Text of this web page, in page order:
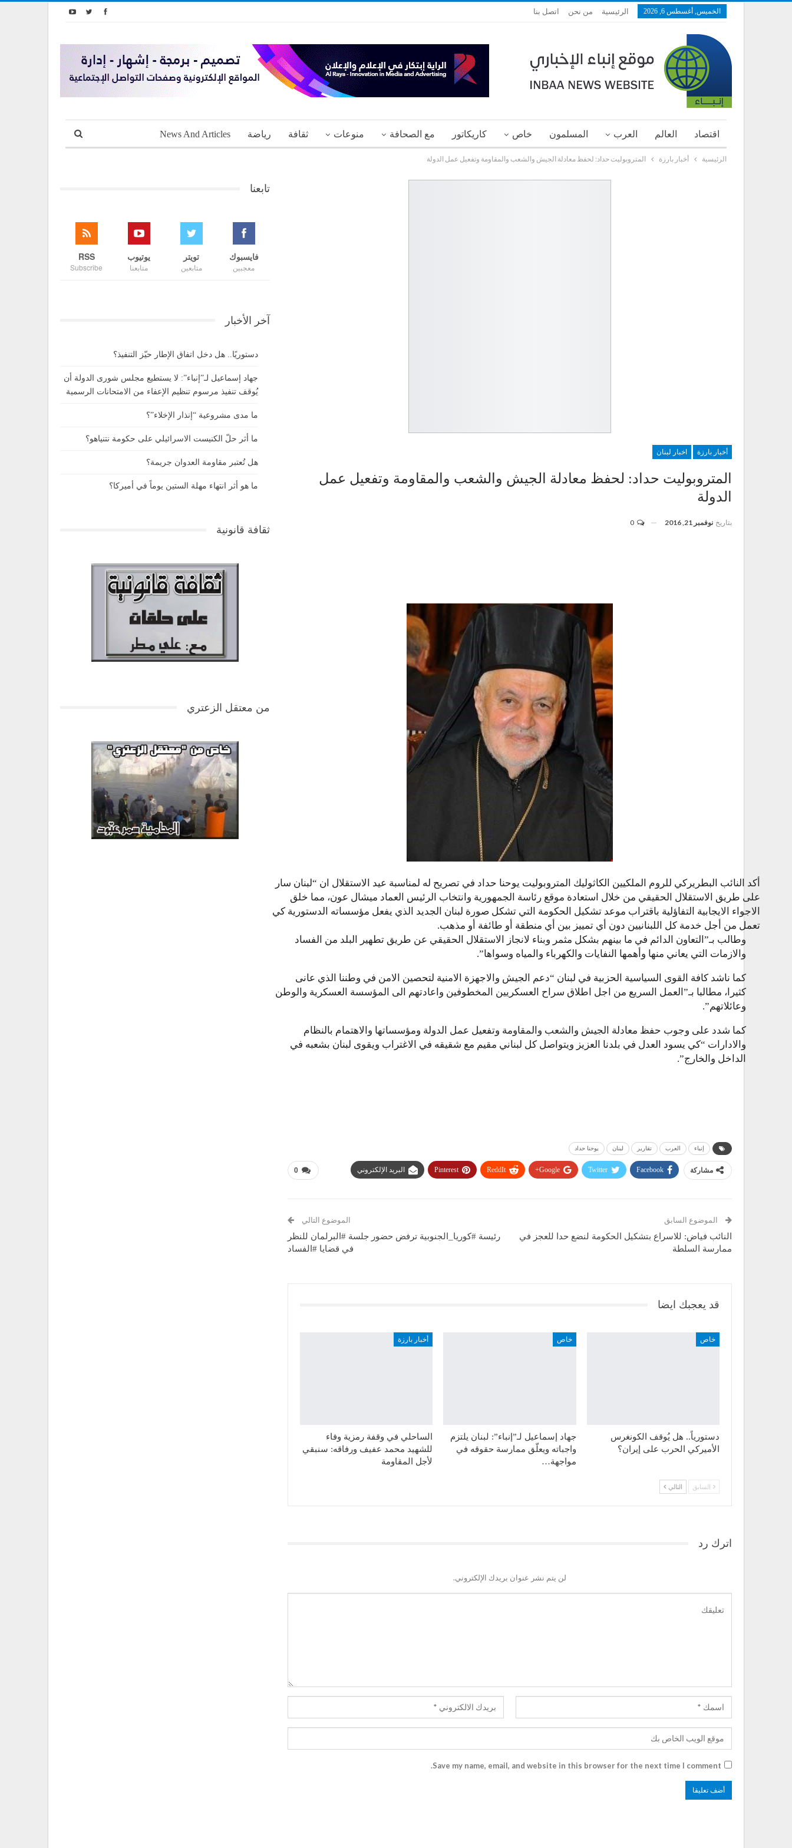
الخميس, أغسطس 6, 2026 الرئيسية من نحن اتصل بنا
اقتصاد العالم العرب المسلمون خاص كاريكاتور مع الصحافة منوعات ثقافة رياضة News And Articles
الرئيسية أخبار بارزة المتروبوليت حداد: لحفظ معادلة الجيش والشعب والمقاومة وتفعيل عمل الدولة
أخبار بارزة اخبار لبنان
المتروبوليت حداد: لحفظ معادلة الجيش والشعب والمقاومة وتفعيل عمل
الدولة
بتاريخ نوفمبر 21, 2016
أكد النائب البطريركي للروم الملكيين الكاثوليك المتروبوليت يوحنا حداد في تصريح له لمناسبة عيد الاستقلال ان “لبنان سار
على طريق الاستقلال الحقيقي من خلال استعادة موقع رئاسة الجمهورية وانتخاب الرئيس العماد ميشال عون، مما خلق
الاجواء الايجابية التفاؤلية باقتراب موعد تشكيل الحكومة التي تشكل صورة لبنان الجديد الذي يفعل مؤسساته الدستورية كي
تعمل من أجل خدمة كل اللبنانيين دون أي تمييز بين أي منطقة أو طائفة أو مذهب.
وطالب بـ”التعاون الدائم في ما بينهم بشكل مثمر وبناء لانجاز الاستقلال الحقيقي عن طريق تطهير البلد من الفساد
والازمات التي يعاني منها وأهمها النفايات والكهرباء والمياه وسواها”.
كما ناشد كافة القوى السياسية الحزبية في لبنان “دعم الجيش والاجهزة الامنية لتحصين الامن في وطننا الذي عانى
كثيرا، مطالبا بـ”العمل السريع من اجل اطلاق سراح العسكريين المخطوفين واعادتهم الى المؤسسة العسكرية والوطن
وعائلاتهم”.
كما شدد على وجوب حفظ معادلة الجيش والشعب والمقاومة وتفعيل عمل الدولة ومؤسساتها والاهتمام بالنظام
والادارات “كي يسود العدل في بلدنا العزيز ويتواصل كل لبناني مقيم مع شقيقه في الاغتراب ويقوى لبنان بشعبه في
الداخل والخارج”.
إنباء العرب تقارير لبنان يوحنا حداد
0 مشاركة Facebook
Twitter
Google+
ReddIt
Pinterest البريد الإلكتروني
الموضوع السابق
النائب فياض: للاسراع بتشكيل الحكومة لنضع حدا للعجز في
ممارسة السلطة
الموضوع التالي
رئيسة #كوريا_الجنوبية ترفض حضور جلسة #البرلمان للنظر
في قضايا #الفساد
قد يعجبك ايضا
خاص
دستورياً.. هل يُوقف الكونغرس
الأميركي الحرب على إيران؟
خاص
جهاد إسماعيل لـ”إنباء”: لبنان يلتزم
واجباته ويعلّق ممارسة حقوقه في
مواجهة…
أخبار بارزة
الساحلي في وقفة رمزية وفاء
للشهيد محمد عفيف ورفاقه: سنبقي
لأجل المقاومة
السابق التالي
اترك رد
لن يتم نشر عنوان بريدك الإلكتروني.
Save my name, email, and website in this browser for the next time I comment.
تابعنا
فايسبوك
معجبين
تويتر
متابعين
يوتيوب
متابعنا
RSS
Subscribe
آخر الأخبار
دستوريًا.. هل دخل اتفاق الإطار حيّز التنفيذ؟
جهاد إسماعيل لـ”إنباء”: لا يستطيع مجلس شورى الدولة أن
يُوقف تنفيذ مرسوم تنظيم الإعفاء من الامتحانات الرسمية
ما مدى مشروعية “إنذار الإخلاء”؟
ما أثر حلّ الكنيست الاسرائيلي على حكومة نتنياهو؟
هل تُعتبر مقاومة العدوان جريمة؟
ما هو أثر انتهاء مهلة الستين يوماً في أميركا؟
ثقافة قانونية
من معتقل الزعتري